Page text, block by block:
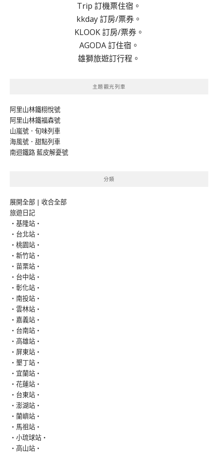
Trip 訂機票住宿。
kkday 訂房/票券。
KLOOK 訂房/票券。
AGODA 訂住宿。
雄獅旅遊訂行程。
主題觀光列車
阿里山林鐵栩悅號
阿里山林鐵福森號
山嵐號．旬味列車
海風號．甜點列車
南迴鐵路 藍皮解憂號
分類
展開全部 | 收合全部
旅遊日記
‧基隆站‧
‧台北站‧
‧桃園站‧
‧新竹站‧
‧苗栗站‧
‧台中站‧
‧彰化站‧
‧南投站‧
‧雲林站‧
‧嘉義站‧
‧台南站‧
‧高雄站‧
‧屏東站‧
‧墾丁站‧
‧宜蘭站‧
‧花蓮站‧
‧台東站‧
‧澎湖站‧
‧蘭嶼站‧
‧馬祖站‧
‧小琉球站‧
‧高山站‧